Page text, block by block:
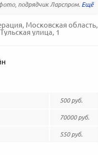
подрядчик Ларспром.
Московская область,
улица, 1
500 руб.
70000 руб.
550 руб.